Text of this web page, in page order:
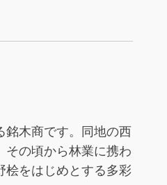
銘木商です。同地の西
その頃から林業に携わ
桧をはじめとする多彩